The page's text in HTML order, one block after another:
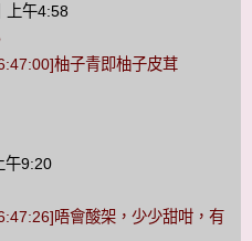
上午4:58
柚子青即柚子皮茸
午9:20
唔會酸架，少少甜咁，有